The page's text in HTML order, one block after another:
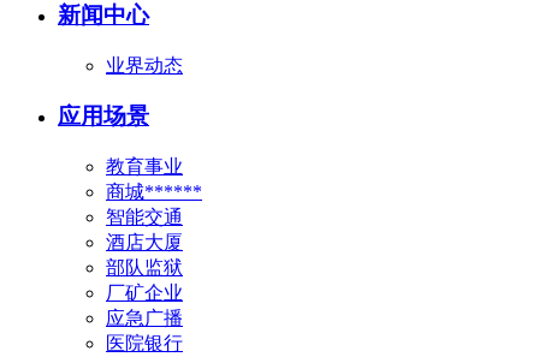
新闻中心
业界动态
应用场景
教育事业
商城******
智能交通
酒店大厦
部队监狱
厂矿企业
应急广播
医院银行